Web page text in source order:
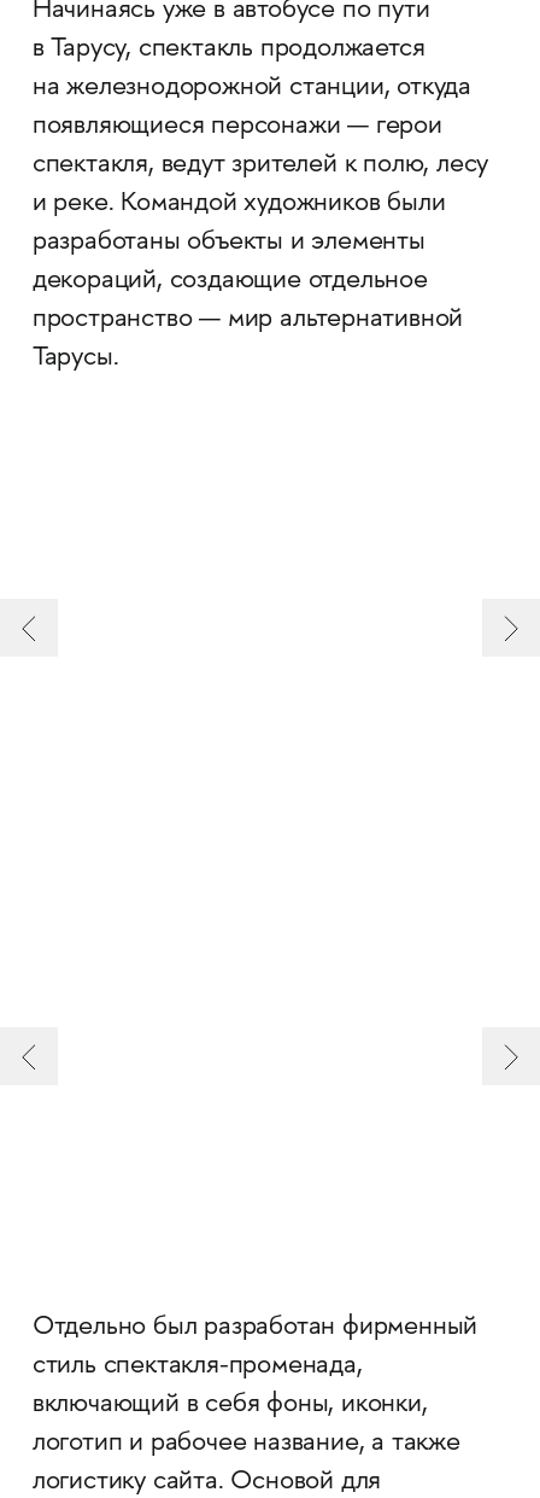
Начинаясь уже в автобусе по пути
в Тарусу, спектакль продолжается
на железнодорожной станции, откуда
появляющиеся персонажи — герои
спектакля, ведут зрителей к полю, лесу
и реке. Командой художников были
разработаны объекты и элементы
декораций, создающие отдельное
пространство — мир альтернативной
Тарусы.
Отдельно был разработан фирменный
стиль спектакля-променада,
включающий в себя фоны, иконки,
логотип и рабочее название, а также
логистику сайта. Основой для